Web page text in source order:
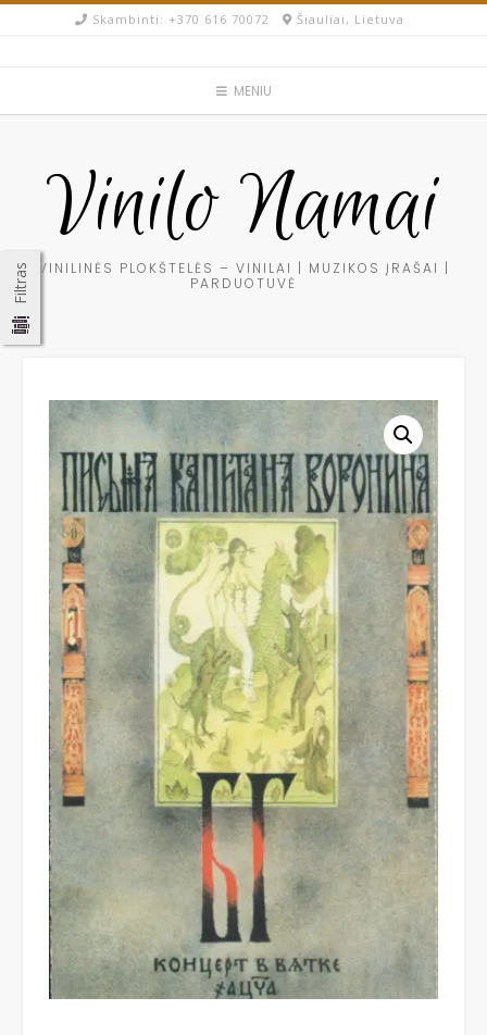
Skip
Skambinti: +370 616 70072​ Šiauliai, Lietuva
MENIU
Vinilo Namai
VINILINĖS PLOKŠTELĖS – VINILAI | MUZIKOS ĮRAŠAI |
PARDUOTUVĖ
Filtras